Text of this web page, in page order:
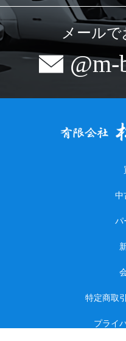
メール
@m-
中
パ
特定商取
プライ